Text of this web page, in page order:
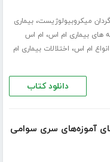
میکروبیولوژیست،بیماری
های بیماری ام اس، ام اس
انواع ام اس، اختلالات بیماری ام
دانلود کتاب
آموزه‌های سری سوامی